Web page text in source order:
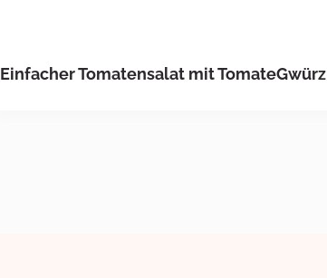
Einfacher Tomatensalat mit TomateGwürz